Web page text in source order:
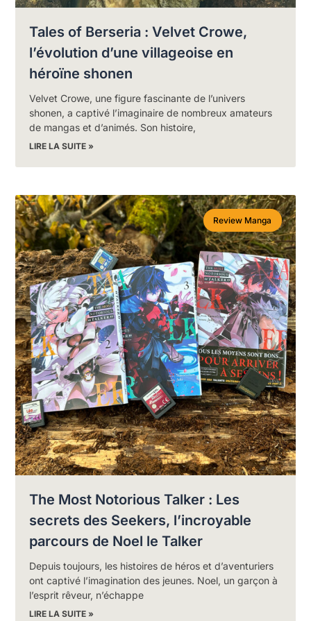
Tales of Berseria : Velvet Crowe,
l’évolution d’une villageoise en
héroïne shonen
Velvet Crowe, une figure fascinante de l’univers
shonen, a captivé l’imaginaire de nombreux amateurs
de mangas et d’animés. Son histoire,
LIRE LA SUITE »
Review Manga
The Most Notorious Talker : Les
secrets des Seekers, l’incroyable
parcours de Noel le Talker
Depuis toujours, les histoires de héros et d’aventuriers
ont captivé l’imagination des jeunes. Noel, un garçon à
l’esprit rêveur, n’échappe
LIRE LA SUITE »